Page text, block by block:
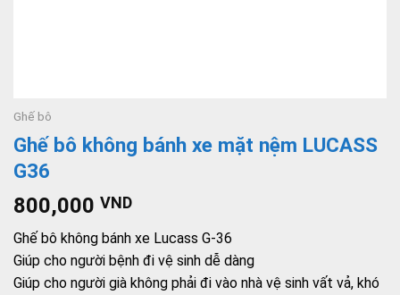
Ghế bô
Ghế bô không bánh xe mặt nệm LUCASS
G36
800,000 VND
Ghế bô không bánh xe Lucass G-36
Giúp cho người bệnh đi vệ sinh dễ dàng
Giúp cho người già không phải đi vào nhà vệ sinh vất vả, khó